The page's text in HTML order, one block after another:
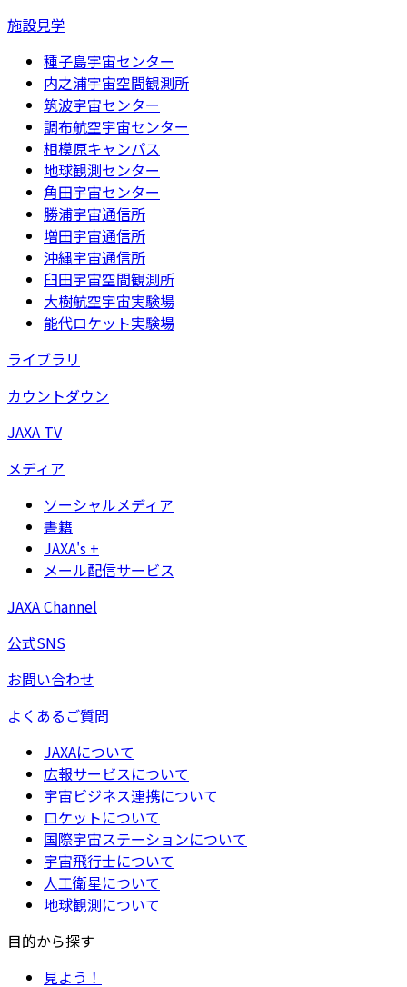
施設見学
種子島宇宙センター
内之浦宇宙空間観測所
筑波宇宙センター
調布航空宇宙センター
相模原キャンパス
地球観測センター
角田宇宙センター
勝浦宇宙通信所
増田宇宙通信所
沖縄宇宙通信所
臼田宇宙空間観測所
大樹航空宇宙実験場
能代ロケット実験場
ライブラリ
カウントダウン
JAXA TV
メディア
ソーシャルメディア
書籍
JAXA's +
メール配信サービス
JAXA Channel
公式SNS
お問い合わせ
よくあるご質問
JAXAについて
広報サービスについて
宇宙ビジネス連携について
ロケットについて
国際宇宙ステーションについて
宇宙飛行士について
人工衛星について
地球観測について
目的から探す
見よう！